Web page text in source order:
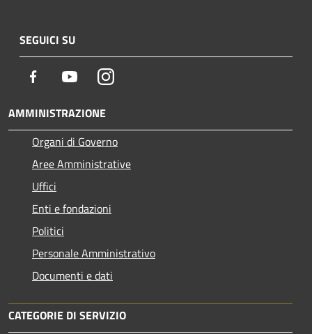
SEGUICI SU
Facebook YoutubeInstagram
AMMINISTRAZIONE
Organi di Governo
Aree Amministrative
Uffici
Enti e fondazioni
Politici
Personale Amministrativo
Documenti e dati
CATEGORIE DI SERVIZIO